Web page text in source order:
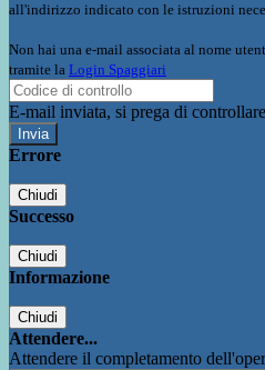
all'indirizzo indicato con le istruzioni
Non hai una e-mail associata al nome
tramite la Login Spaggiari
E-mail inviata, si prega di
Errore
Chiudi
Successo
Chiudi
Informazione
Chiudi
Attendere...
Attendere il completamento